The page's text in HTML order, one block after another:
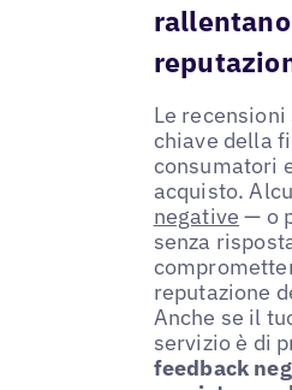
Le
chiave della
consumatori
acquisto.
negative — o
senza
reputazione
Anche se il
servizio è di
feedback